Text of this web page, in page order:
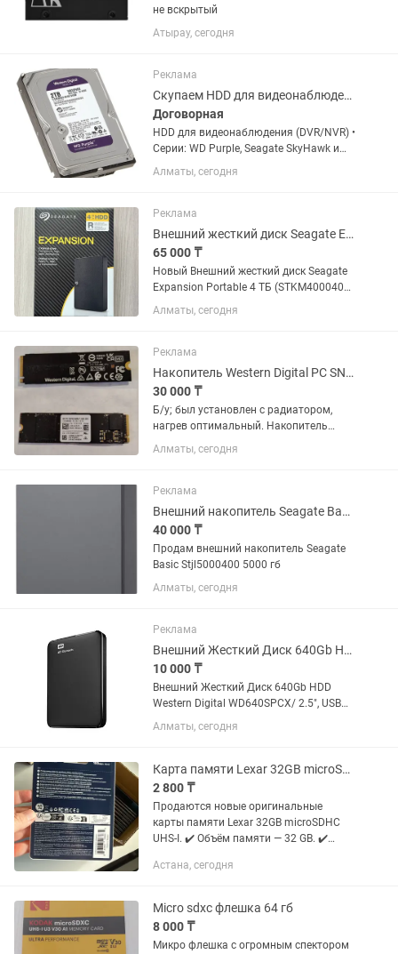
не вскрытый
Атырау, сегодня
Реклама
Скупаем HDD для видеонаблюдения WD Purple, Seagate SkyHawk и другие
Договорная
HDD для видеонаблюдения (DVR/NVR) •
Серии: WD Purple, Seagate SkyHawk и
аналоги • Объёмы: 1TB/ 2TB/ 4TB/ 6TB/
8TB • Новые и б/у Работаем по всему
Алмалинский район —...
Алматы, сегодня
Реклама
Внешний жесткий диск Seagate Expansion Portable 4 ТБ (STKM4000400)
65 000 ₸
Новый Внешний жесткий диск Seagate
Expansion Portable 4 ТБ (STKM4000400)
- 1 шт в наличие
Алматы, сегодня
Реклама
Накопитель Western Digital PC SN740 512gb
30 000 ₸
Б/у; был установлен с радиатором,
нагрев оптимальный. Накопитель
Western Digital PC SN740 512GB — это
быстрый NVMe PCIe 4.0 x4 диск. В
так как имеет эффективную...
Алматы, сегодня
Реклама
Внешний накопитель Seagate Basic Stjl5000400 5000 гб
40 000 ₸
Продам внешний накопитель Seagate
Basic Stjl5000400 5000 гб
Алматы, сегодня
Реклама
Внешний Жесткий Диск 640Gb HDD Western Digital WD10SPCX/ 2.5, USB 3.0/3.1,
10 000 ₸
Внешний Жесткий Диск 640Gb HDD
Western Digital WD640SPCX/ 2.5", USB
3.0/3.1, 6 Гбит/c, Цвет: Черный, Новый.
Алматы, сегодня
Карта памяти Lexar 32GB microSD UHS-I новая
2 800 ₸
Продаются новые оригинальные
карты памяти Lexar 32GB microSDHC
UHS-I. ✔️ Объём памяти — 32 GB. ✔️
Класс скорости UHS-I, U1, V10, A1. ✔️
Астана, сегодня
Micro sdxc флешка 64 гб
8 000 ₸
Микро флешка с огромным спектором